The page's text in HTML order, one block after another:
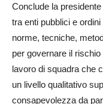
Conclude la
tra enti pubblici e
norme, tecniche,
per governare il
lavoro di squadra che
un livello qualitativo
consapevolezza da